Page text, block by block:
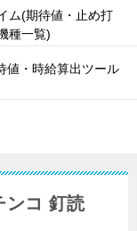
ム(期待値・止め打
種一覧)
値・時給算出ツール
ンコ 釘読